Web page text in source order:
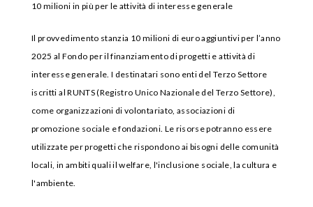
10 milioni in più per le attività di interesse generale
Il provvedimento stanzia 10 milioni di euro aggiuntivi per l’anno
2025 al Fondo per il finanziamento di progetti e attività di
interesse generale. I destinatari sono enti del Terzo Settore
iscritti al RUNTS (Registro Unico Nazionale del Terzo Settore),
come organizzazioni di volontariato, associazioni di
promozione sociale e fondazioni. Le risorse potranno essere
utilizzate per progetti che rispondono ai bisogni delle comunità
locali, in ambiti quali il welfare, l'inclusione sociale, la cultura e
l'ambiente.